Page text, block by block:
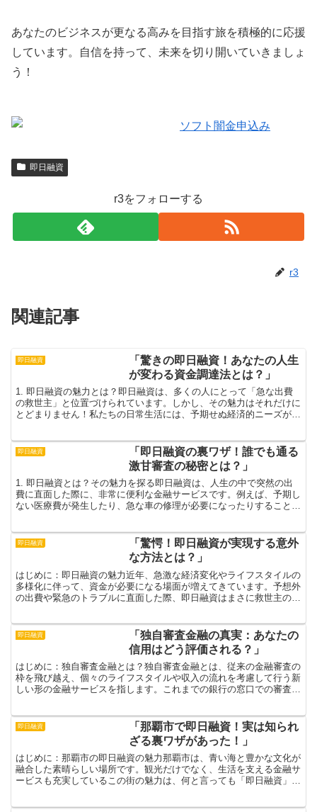
あなたのビジネスが更なる高みを目指す旅を積極的に応援
しています。自信を持って、未来を切り開いていきましょ
う！
即日融資
r3をフォローする
r3
関連記事
即日融資
「驚きの即日融資！あなたの人生
が変わる資金調達法とは？」
1. 即日融資の魅力とは？即日融資は、多くの人にとって「急な出費
の救世主」と位置づけられています。しかし、その魅力はそれだけに
とどまりません！私たちの日常生活には、予期せぬ経済的ニーズが常
即日融資
「即日融資の裏ワザ！誰でも通る
激甘審査の秘密とは？」
1. 即日融資とは？その魅力を探る即日融資は、人生の中で突然の出
費に直面した際に、非常に便利な金融サービスです。例えば、予期し
ない医療費が発生したり、急な車の修理が必要になったりすることが
即日融資
「驚愕！即日融資が実現する意外
な方法とは？」
はじめに：即日融資の魅力近年、急激な経済変化やライフスタイルの
多様化に伴って、資金が必要になる場面が増えてきています。予想外
の出費や緊急のトラブルに直面した際、即日融資はまさに救世主のよ
即日融資
「独自審査金融の真実：あなたの
信用はどう評価される？」
はじめに：独自審査金融とは？独自審査金融とは、従来の金融審査の
枠を飛び越え、個々のライフスタイルや収入の流れを考慮して行う新
しい形の金融サービスを指します。これまでの銀行の窓口での審査を
即日融資
「那覇市で即日融資！実は知られ
ざる裏ワザがあった！」
はじめに：那覇市の即日融資の魅力那覇市は、青い海と豊かな文化が
融合した素晴らしい場所です。観光だけでなく、生活を支える金融サ
ービスも充実しているこの街の魅力は、何と言っても「即日融資」。